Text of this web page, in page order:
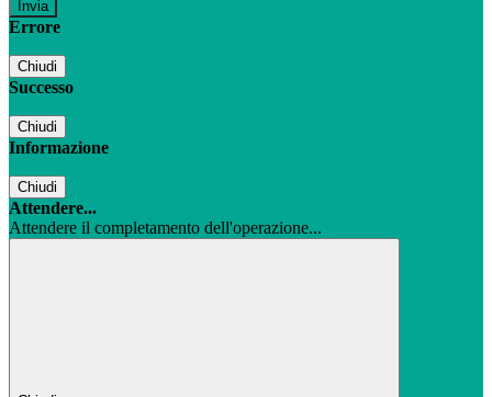
Errore
Chiudi
Successo
Chiudi
Informazione
Chiudi
Attendere...
Attendere il completamento dell'operazione...